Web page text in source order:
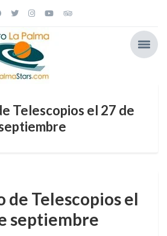
Telescopios el 27 de
de Telescopios el
septiembre